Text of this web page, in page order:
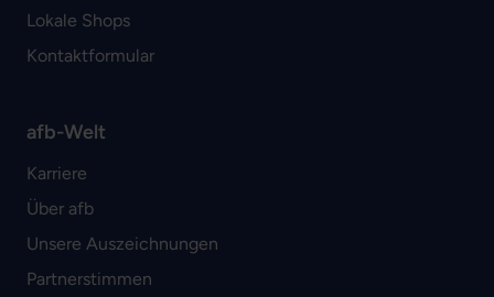
Lokale Shops
Kontaktformular
afb-Welt
Karriere
Über afb
Unsere Auszeichnungen
Partnerstimmen